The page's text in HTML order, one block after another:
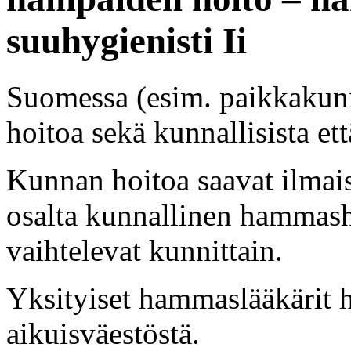
suuhygienisti Ii
Suomessa (esim.
hoitoa sekä kunnallisista
Kunnan hoitoa saavat
osalta kunnallinen
vaihtelevat kunnittain.
Yksityiset hammaslääkärit
aikuisväestöstä.